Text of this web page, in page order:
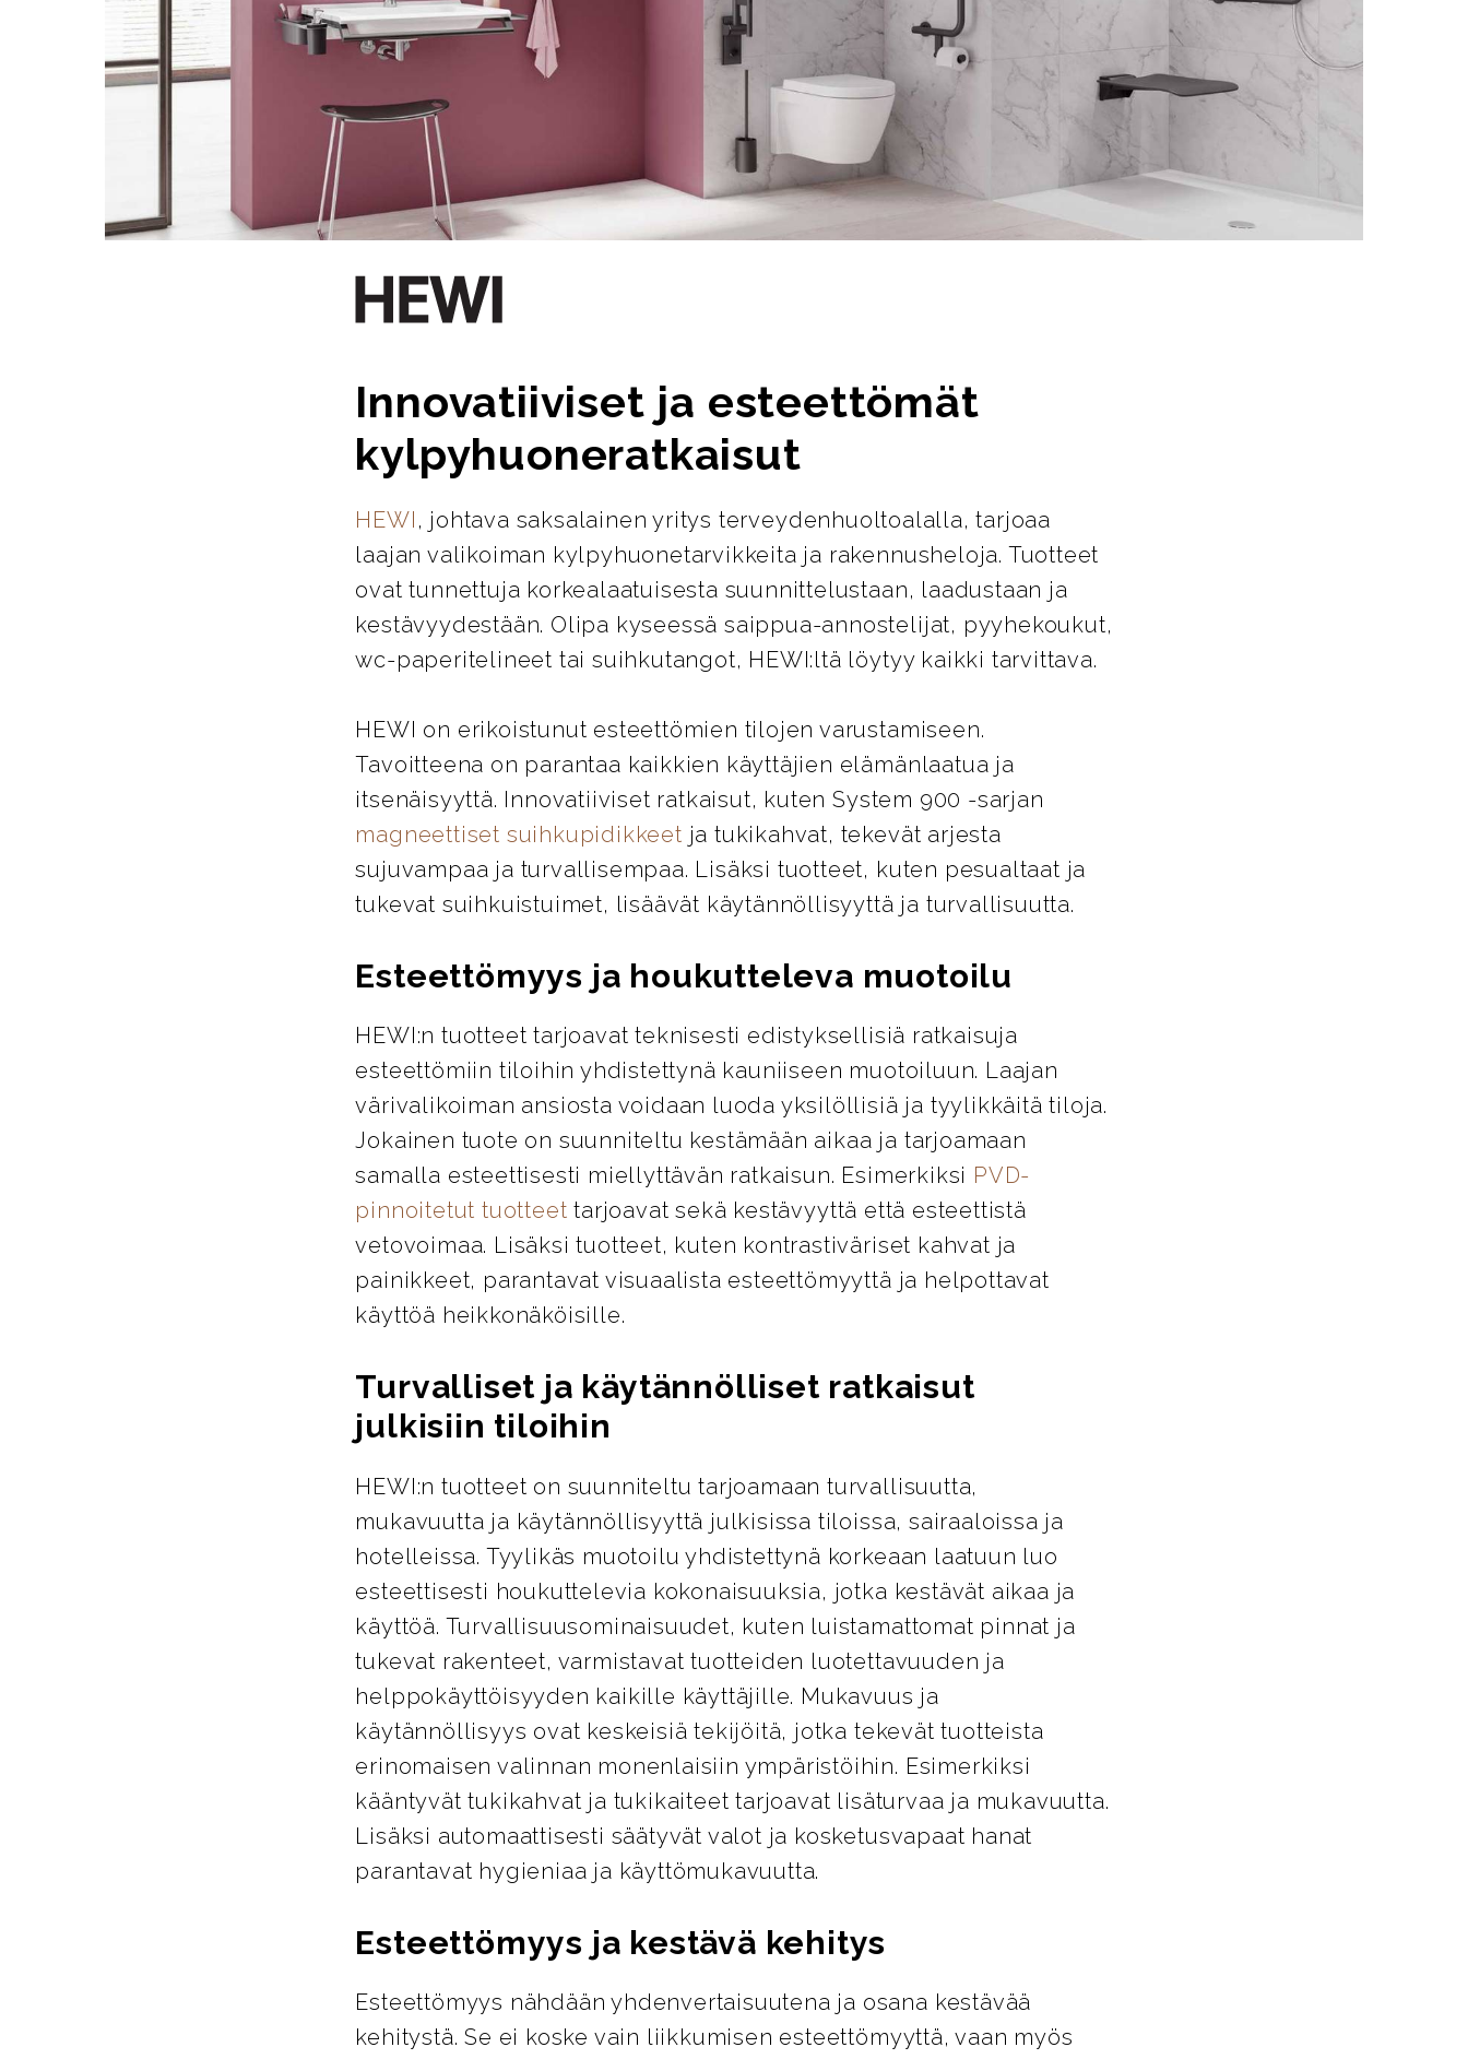
Innovatiiviset ja esteettömät
kylpyhuoneratkaisut
HEWI , johtava saksalainen yritys terveydenhuoltoalalla, tarjoaa
laajan valikoiman kylpyhuonetarvikkeita ja rakennusheloja. Tuotteet
ovat tunnettuja korkealaatuisesta suunnittelustaan, laadustaan ja
kestävyydestään. Olipa kyseessä saippua-annostelijat, pyyhekoukut,
wc-paperitelineet tai suihkutangot, HEWI:ltä löytyy kaikki tarvittava.
HEWI on erikoistunut esteettömien tilojen varustamiseen.
Tavoitteena on parantaa kaikkien käyttäjien elämänlaatua ja
itsenäisyyttä. Innovatiiviset ratkaisut, kuten System 900 -sarjan
magneettiset suihkupidikkeet ja tukikahvat, tekevät arjesta
sujuvampaa ja turvallisempaa. Lisäksi tuotteet, kuten pesualtaat ja
tukevat suihkuistuimet, lisäävät käytännöllisyyttä ja turvallisuutta.
Esteettömyys ja houkutteleva muotoilu
HEWI:n tuotteet tarjoavat teknisesti edistyksellisiä ratkaisuja
esteettömiin tiloihin yhdistettynä kauniiseen muotoiluun. Laajan
värivalikoiman ansiosta voidaan luoda yksilöllisiä ja tyylikkäitä tiloja.
Jokainen tuote on suunniteltu kestämään aikaa ja tarjoamaan
samalla esteettisesti miellyttävän ratkaisun. Esimerkiksi PVD-
pinnoitetut tuotteet tarjoavat sekä kestävyyttä että esteettistä
vetovoimaa. Lisäksi tuotteet, kuten kontrastiväriset kahvat ja
painikkeet, parantavat visuaalista esteettömyyttä ja helpottavat
käyttöä heikkonäköisille.
Turvalliset ja käytännölliset ratkaisut
julkisiin tiloihin
HEWI:n tuotteet on suunniteltu tarjoamaan turvallisuutta,
mukavuutta ja käytännöllisyyttä julkisissa tiloissa, sairaaloissa ja
hotelleissa. Tyylikäs muotoilu yhdistettynä korkeaan laatuun luo
esteettisesti houkuttelevia kokonaisuuksia, jotka kestävät aikaa ja
käyttöä. Turvallisuusominaisuudet, kuten luistamattomat pinnat ja
tukevat rakenteet, varmistavat tuotteiden luotettavuuden ja
helppokäyttöisyyden kaikille käyttäjille. Mukavuus ja
käytännöllisyys ovat keskeisiä tekijöitä, jotka tekevät tuotteista
erinomaisen valinnan monenlaisiin ympäristöihin. Esimerkiksi
kääntyvät tukikahvat ja tukikaiteet tarjoavat lisäturvaa ja mukavuutta.
Lisäksi automaattisesti säätyvät valot ja kosketusvapaat hanat
parantavat hygieniaa ja käyttömukavuutta.
Esteettömyys ja kestävä kehitys
Esteettömyys nähdään yhdenvertaisuutena ja osana kestävää
kehitystä. Se ei koske vain liikkumisen esteettömyyttä, vaan myös